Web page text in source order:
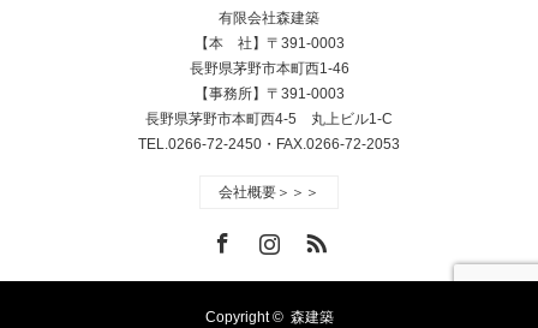
有限会社森建築
【本 社】〒391-0003
長野県茅野市本町西1-46
【事務所】〒391-0003
長野県茅野市本町西4-5 丸上ビル1-C
TEL.0266-72-2450・FAX.0266-72-2053
会社概要＞＞＞
Copyright © 森建築